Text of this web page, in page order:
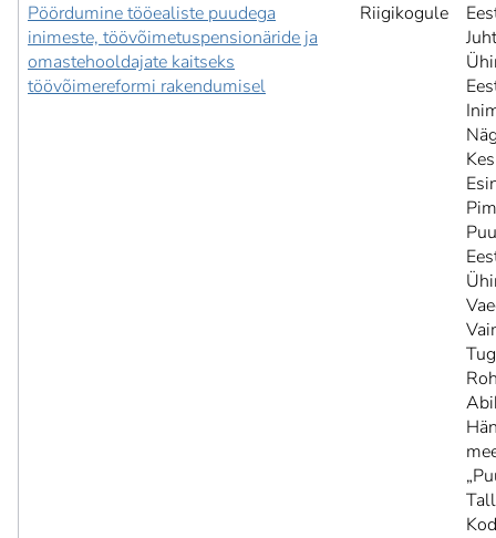
Pöördumine tööealiste puudega
inimeste, töövõimetuspensionäride ja
omastehooldajate kaitseks
töövõimereformi rakendumisel
Riigikogule